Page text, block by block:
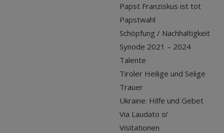
Papst Franziskus ist tot
Papstwahl
Schöpfung / Nachhaltigkeit
Synode 2021 – 2024
Talente
Tiroler Heilige und Selige
Trauer
Ukraine: Hilfe und Gebet
Via Laudato si'
Visitationen